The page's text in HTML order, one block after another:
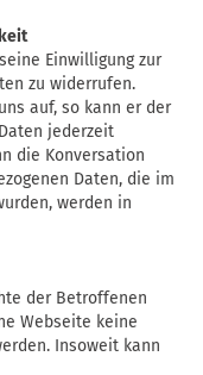
Einwilligung zur
zu widerrufen.
auf, so kann er der
jederzeit
die Konversation
Daten, die im
werden in
der Betroffenen
Webseite keine
Insoweit kann